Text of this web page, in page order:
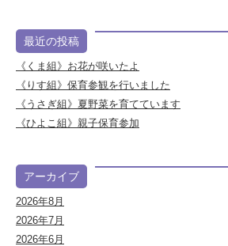
最近の投稿
《くま組》お花が咲いたよ
《りす組》保育参観を行いました
《うさぎ組》夏野菜を育てています
《ひよこ組》親子保育参加
アーカイブ
2026年8月
2026年7月
2026年6月